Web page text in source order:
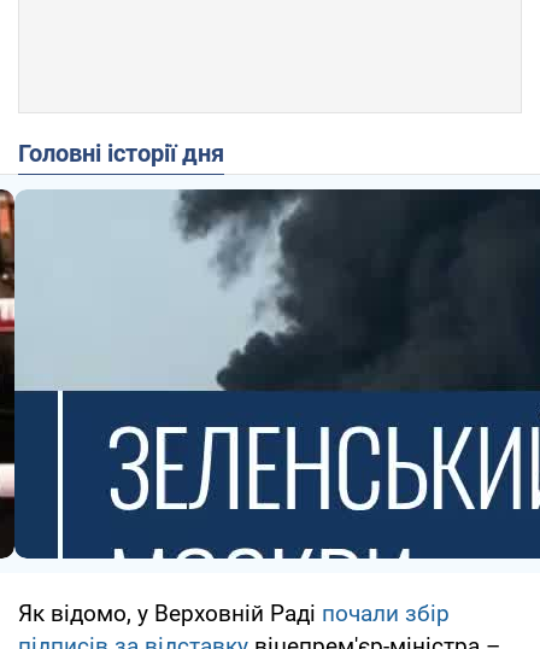
Головні історії дня
Як відомо, у Верховній Раді почали збір